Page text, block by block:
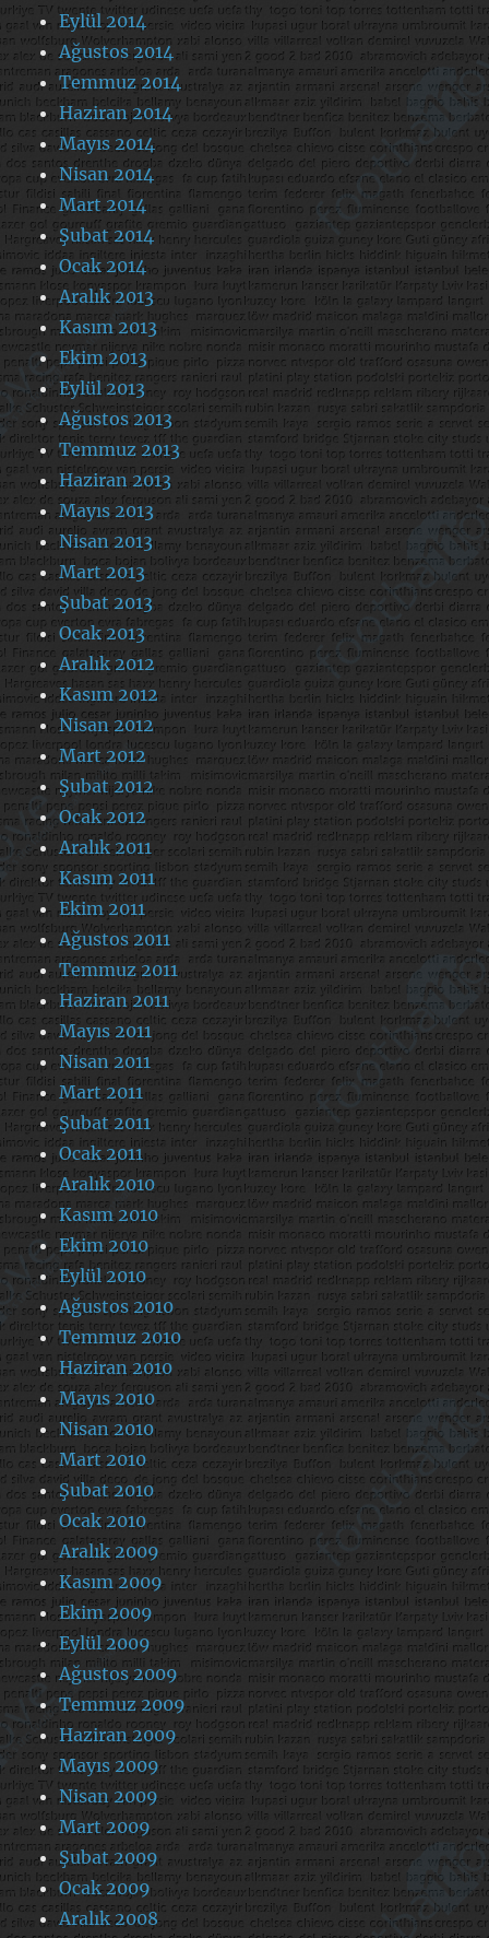
Eylül 2014
Ağustos 2014
Temmuz 2014
Haziran 2014
Mayıs 2014
Nisan 2014
Mart 2014
Şubat 2014
Ocak 2014
Aralık 2013
Kasım 2013
Ekim 2013
Eylül 2013
Ağustos 2013
Temmuz 2013
Haziran 2013
Mayıs 2013
Nisan 2013
Mart 2013
Şubat 2013
Ocak 2013
Aralık 2012
Kasım 2012
Nisan 2012
Mart 2012
Şubat 2012
Ocak 2012
Aralık 2011
Kasım 2011
Ekim 2011
Ağustos 2011
Temmuz 2011
Haziran 2011
Mayıs 2011
Nisan 2011
Mart 2011
Şubat 2011
Ocak 2011
Aralık 2010
Kasım 2010
Ekim 2010
Eylül 2010
Ağustos 2010
Temmuz 2010
Haziran 2010
Mayıs 2010
Nisan 2010
Mart 2010
Şubat 2010
Ocak 2010
Aralık 2009
Kasım 2009
Ekim 2009
Eylül 2009
Ağustos 2009
Temmuz 2009
Haziran 2009
Mayıs 2009
Nisan 2009
Mart 2009
Şubat 2009
Ocak 2009
Aralık 2008